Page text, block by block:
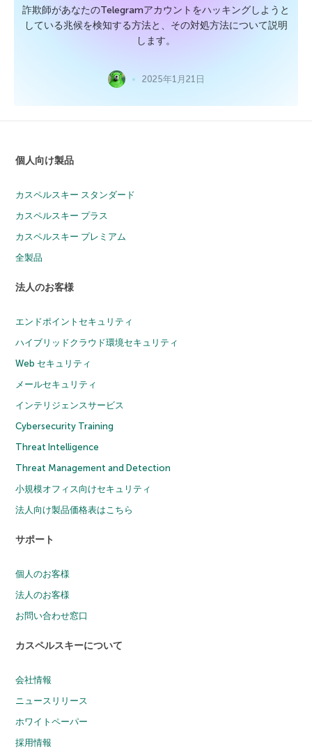
詐欺師があなたのTelegramアカウントをハッキングしようと
している兆候を検知する方法と、その対処方法について説明
します。
2025年1月21日
個人向け製品
カスペルスキー スタンダード
カスペルスキー プラス
カスペルスキー プレミアム
全製品
法人のお客様
エンドポイントセキュリティ
ハイブリッドクラウド環境セキュリティ
Web セキュリティ
メールセキュリティ
インテリジェンスサービス
Cybersecurity Training
Threat Intelligence
Threat Management and Detection
小規模オフィス向けセキュリティ
法人向け製品価格表はこちら
サポート
個人のお客様
法人のお客様
お問い合わせ窓口
カスペルスキーについて
会社情報
ニュースリリース
ホワイトペーパー
採用情報